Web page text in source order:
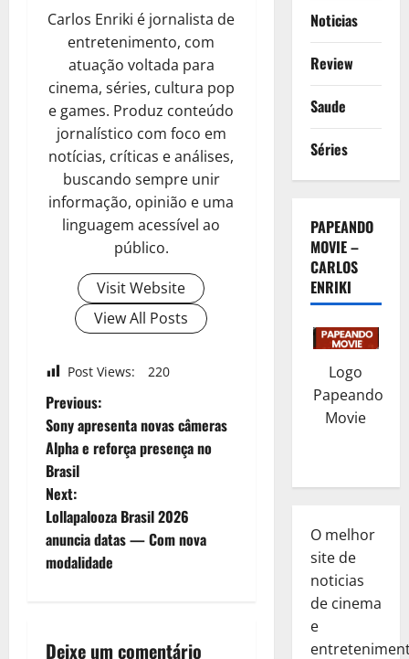
Carlos Enriki é jornalista de
entretenimento, com
atuação voltada para
cinema, séries, cultura pop
e games. Produz conteúdo
jornalístico com foco em
notícias, críticas e análises,
buscando sempre unir
informação, opinião e uma
linguagem acessível ao
público.
Visit Website
View All Posts
Post Views: 220
P
o
s
t
n
v
Previous:
Sony apresenta novas câmeras
Alpha e reforça presença no
Brasil
Next:
Lollapalooza Brasil 2026
anuncia datas — Com nova
modalidade
Deixe um comentário
Noticias
Review
Saude
Séries
PAPEANDO
MOVIE –
CARLOS
ENRIKI
Logo
Papeando
Movie
O melhor
site de
noticias
de cinema
e